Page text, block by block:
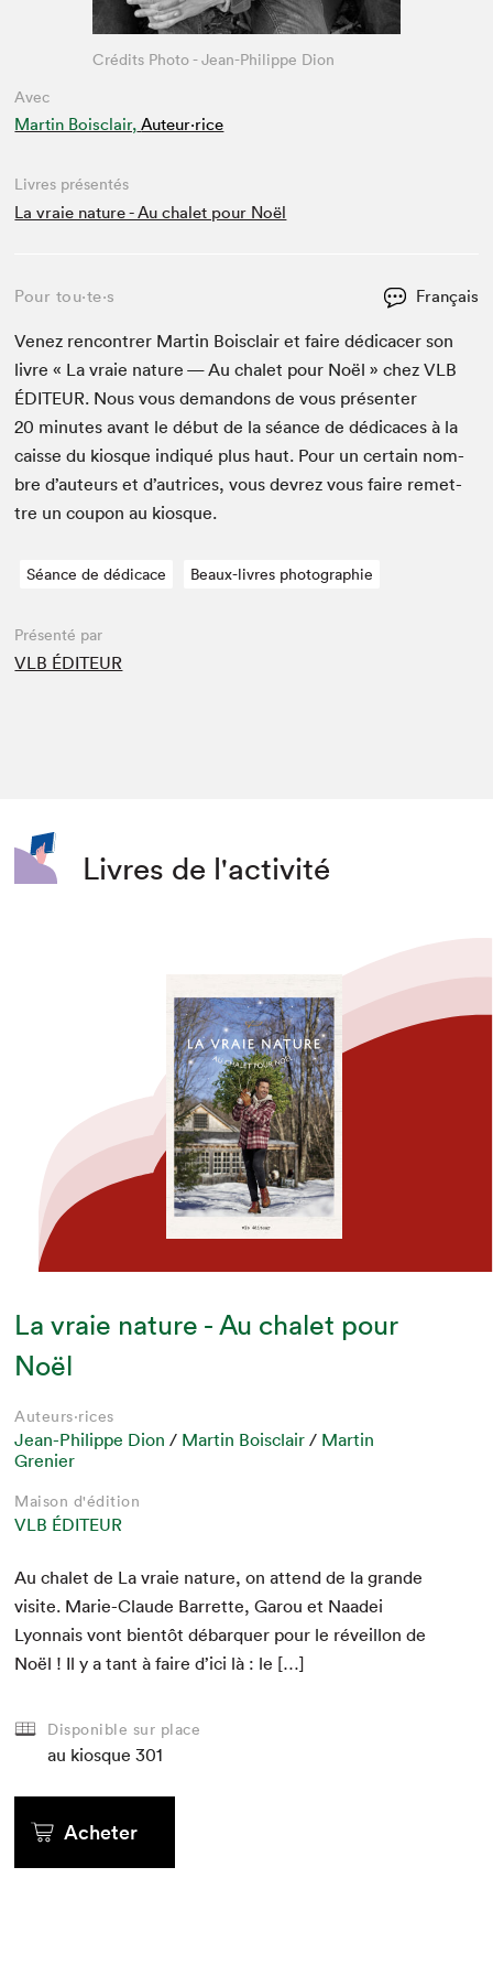
Avec
Martin Boisclair, Auteur·rice
Crédits Photo - Jean-Philippe Dion
Livres présentés
La vraie nature - Au chalet pour Noël
Pour tou⋅te⋅s Français
Venez ren­con­tr­er Mar­tin Bois­clair et faire dédi­cac­er son
livre « La vraie nature — Au chalet pour Noël » chezVLB
ÉDI­TEUR. Nous vous deman­dons de vous présen­ter
20 min­utes avant le début de la séance de dédi­caces à la
caisse du kiosque indiqué plus haut. Pour un cer­tain nom­
bre d’auteurs et d’autrices, vous devrez vous faire remet­
tre un coupon au kiosque.
Séance de dédicace Beaux-livres photographie
Présenté par
VLB ÉDITEUR
Livres de l'activité
La vraie nature - Au chalet pour
Noël
Auteurs·rices
Jean-Philippe Dion / Martin Boisclair / Martin
Grenier
Maison d'édition
VLB ÉDITEUR
Au chalet de La vraie nature, on attend de la grande
vis­ite. Marie-Claude Bar­rette, Garou et Naadei
Lyon­nais vont bien­tôt débar­quer pour le réveil­lon de
Noël ! Il y a tant à faire d’i­ci là : le […]
Disponible sur place
au kiosque 301
Acheter